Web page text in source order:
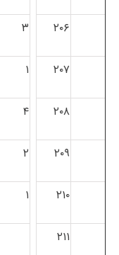
۲۰۶ ۳
۲۰۷ ۱
۲۰۸ ۴
۲۰۹ ۲
۲۱۰ ۱
۲۱۱